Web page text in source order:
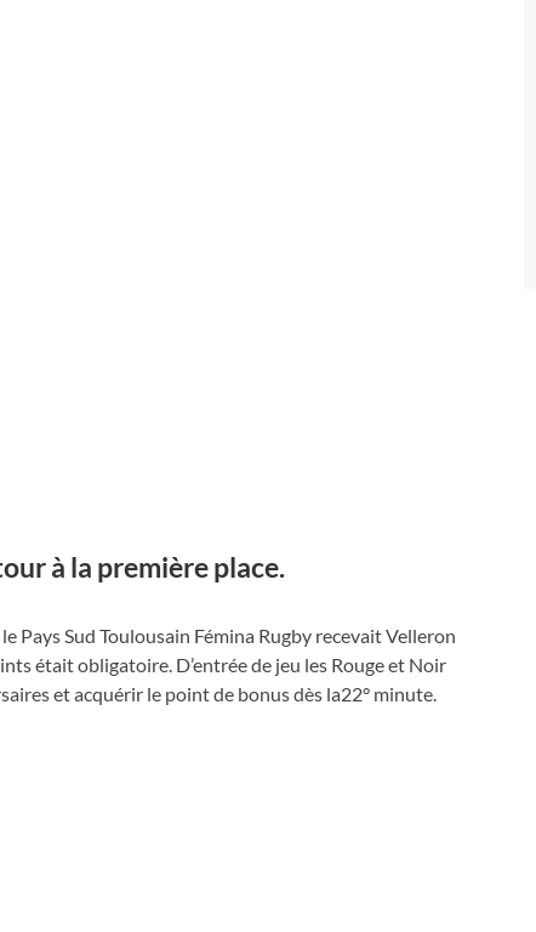
à la première place.
Pays Sud Toulousain Fémina Rugby recevait Velleron
était obligatoire. D’entrée de jeu les Rouge et Noir
et acquérir le point de bonus dès la22° minute.